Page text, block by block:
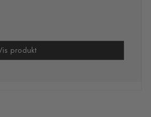
produkt